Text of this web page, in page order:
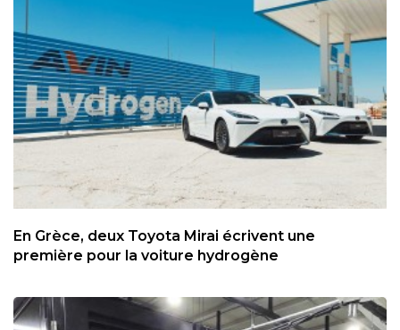
En Grèce, deux Toyota Mirai écrivent une
première pour la voiture hydrogène